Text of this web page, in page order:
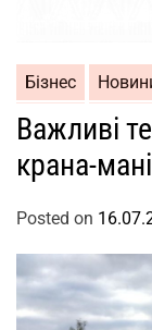
Бізнес
Важливі
крана-
Posted on